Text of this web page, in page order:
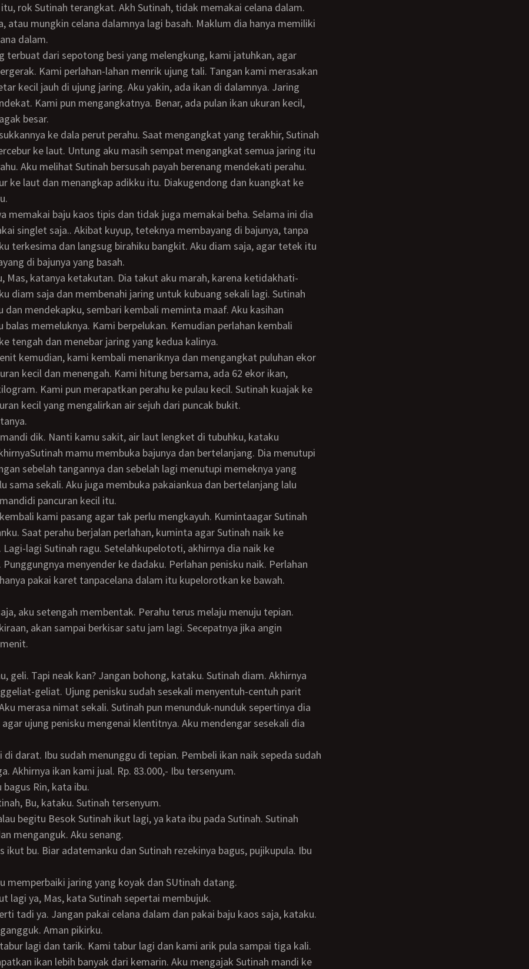
rok Sutinah terangkat. Akh Sutinah, tidak memakai celana dalam.
atau mungkin celana dalamnya lagi basah. Maklum dia hanya memiliki
dalam.
Kami perlahan-lahan menrik ujung tali. Tangan kami merasakan
kecil jauh di ujung jaring. Aku yakin, ada ikan di dalamnya. Jaring
Kami pun mengangkatnya. Benar, ada pulan ikan ukuran kecil,
besar.
ke laut. Untung aku masih sempat mengangkat semua jaring itu
Aku melihat Sutinah bersusah payah berenang mendekati perahu.
ke laut dan menangkap adikku itu. Diakugendong dan kuangkat ke
singlet saja.. Akibat kuyup, teteknya membayang di bajunya, tanpa
terkesima dan langsug birahiku bangkit. Aku diam saja, agar tetek itu
di bajunya yang basah.
diam saja dan membenahi jaring untuk kubuang sekali lagi. Sutinah
dan mendekapku, sembari kembali meminta maaf. Aku kasihan
balas memeluknya. Kami berpelukan. Kemudian perlahan kembali
tengah dan menebar jaring yang kedua kalinya.
kecil dan menengah. Kami hitung bersama, ada 62 ekor ikan,
Kami pun merapatkan perahu ke pulau kecil. Sutinah kuajak ke
kecil yang mengalirkan air sejuh dari puncak bukit.
mamu membuka bajunya dan bertelanjang. Dia menutupi
sebelah tangannya dan sebelah lagi menutupi memeknya yang
sama sekali. Aku juga membuka pakaiankua dan bertelanjang lalu
pancuran kecil itu.
Saat perahu berjalan perlahan, kuminta agar Sutinah naik ke
Lagi-lagi Sutinah ragu. Setelahkupelototi, akhirnya dia naik ke
Punggungnya menyender ke dadaku. Perlahan penisku naik. Perlahan
pakai karet tanpacelana dalam itu kupelorotkan ke bawah.
akan sampai berkisar satu jam lagi. Secepatnya jika angin
geliat. Ujung penisku sudah sesekali menyentuh-centuh parit
merasa nimat sekali. Sutinah pun menunduk-nunduk sepertinya dia
ujung penisku mengenai klentitnya. Aku mendengar sesekali dia
Akhirnya ikan kami jual. Rp. 83.000,- Ibu tersenyum.
bagus Rin, kata ibu.
Bu, kataku. Sutinah tersenyum.
menganguk. Aku senang.
memperbaiki jaring yang koyak dan SUtinah datang.
lagi ya, Mas, kata Sutinah sepertai membujuk.
Aman pikirku.
ikan lebih banyak dari kemarin. Aku mengajak Sutinah mandi ke